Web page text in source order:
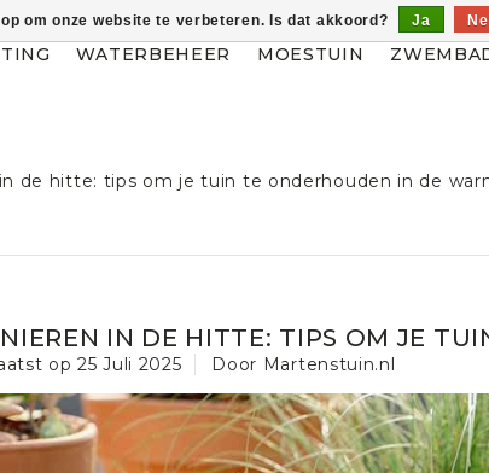
WATERBEHEER MOESTUIN
de hitte: tips om je tuin te onderhouden in de
IN DE HITTE: TIPS OM JE
op25 Juli 2025 Door Martenstuin.nl
om onze website te verbeteren. Is dat akkoord? Ja